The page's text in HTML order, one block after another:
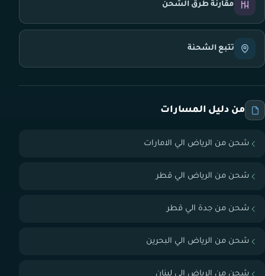
مقارنة طرق الشحن
تتبع الشحنة
من دليل المسارات
شحن من الرياض الي الامارات
شحن من الرياض الي قطر
شحن من جدة الي قطر
شحن من الرياض الي البحرين
شحن من الرياض الي لبنان